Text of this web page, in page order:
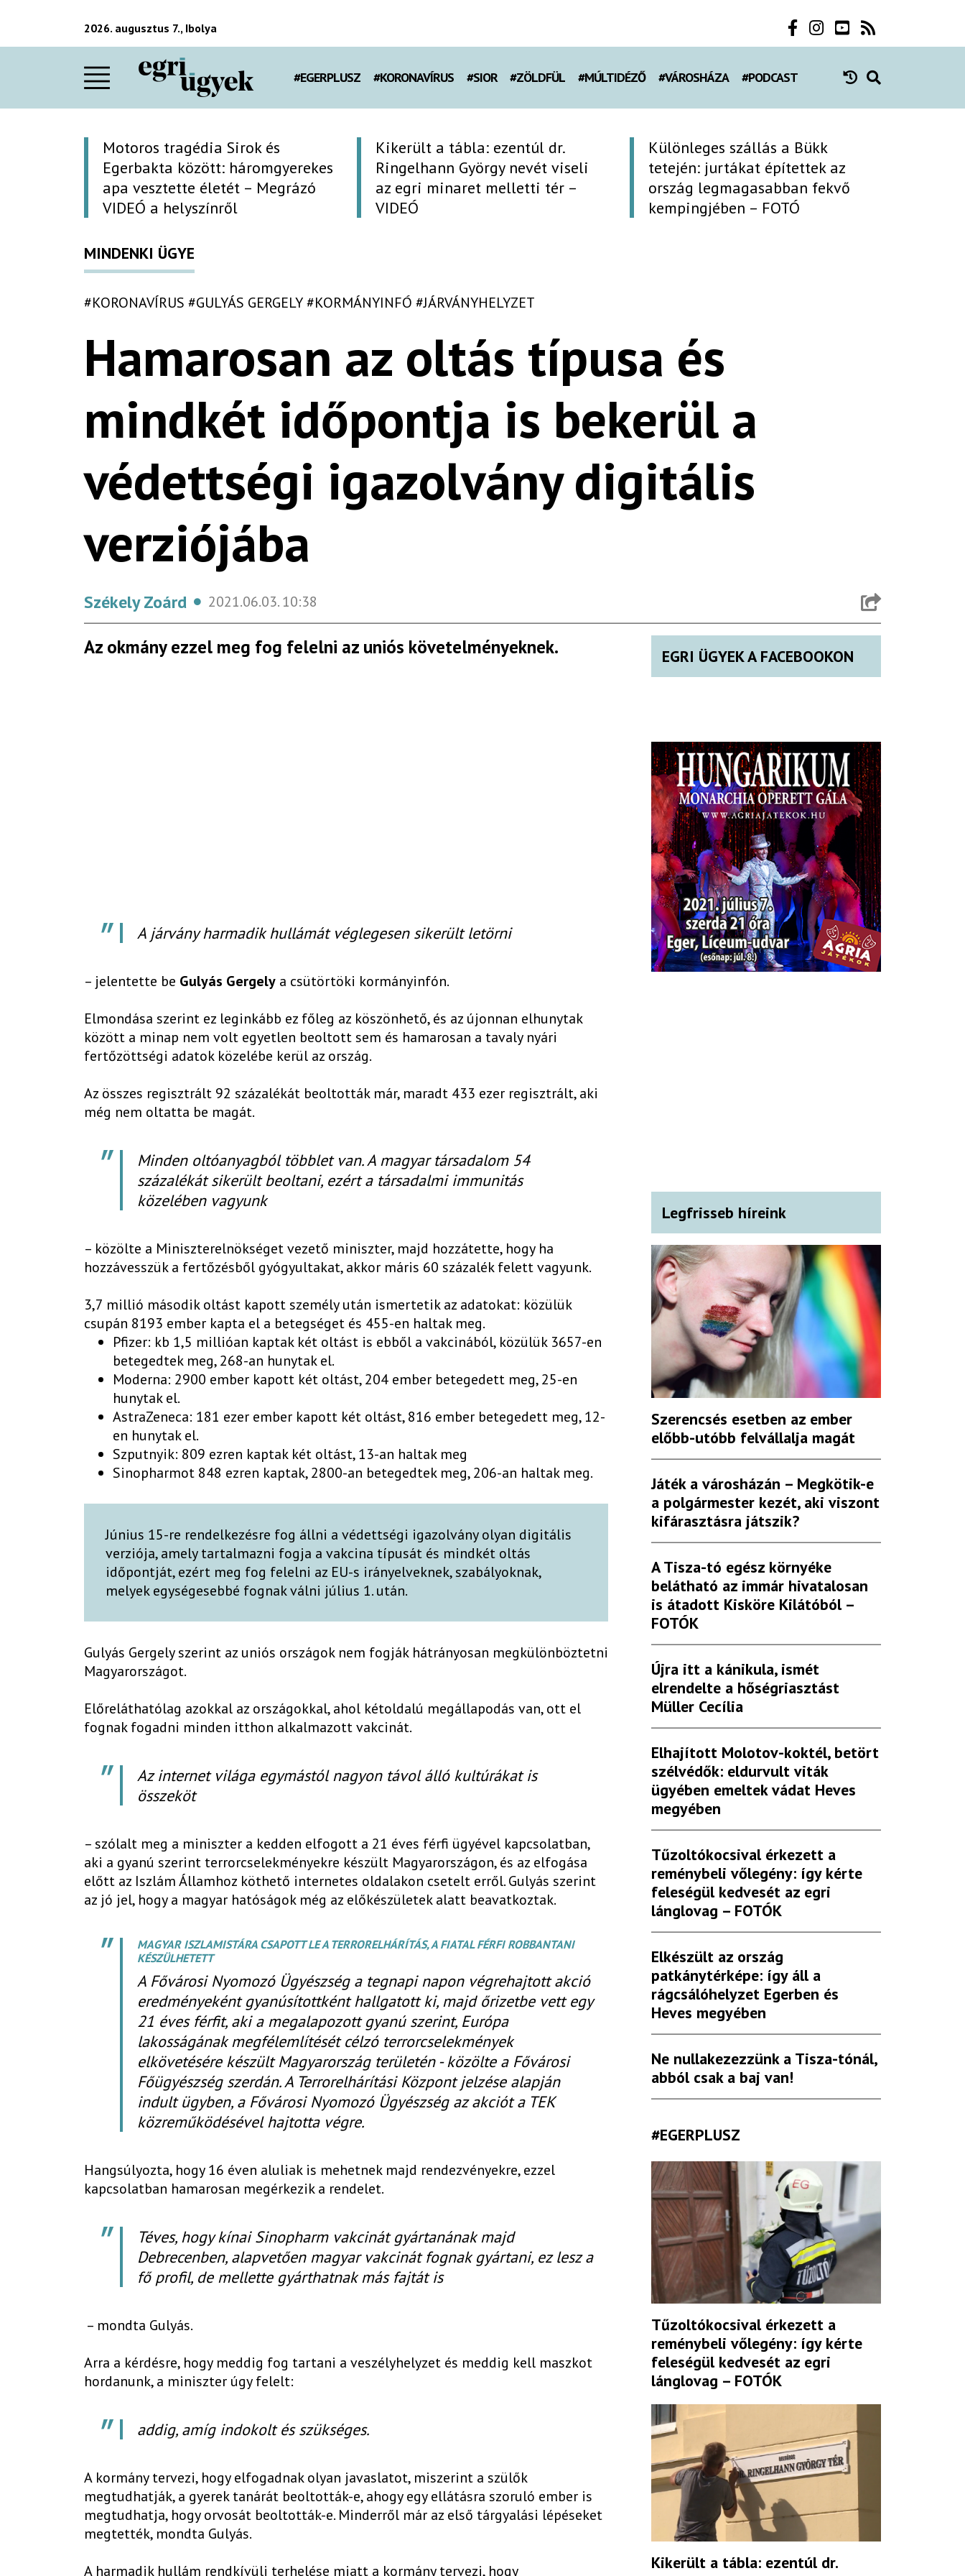
2026. augusztus 7., Ibolya
#EGERPLUSZ #KORONAVÍRUS #SIOR #ZÖLDFÜL #MÚLTIDÉZŐ #VÁROSHÁZA #PODCAST
Motoros tragédia Sirok és
Egerbakta között: háromgyerekes
apa vesztette életét – Megrázó
VIDEÓ a helyszínről
Kikerült a tábla: ezentúl dr.
Ringelhann György nevét viseli
az egri minaret melletti tér –
VIDEÓ
Különleges szállás a Bükk
tetején: jurtákat építettek az
ország legmagasabban fekvő
kempingjében – FOTÓ
MINDENKI ÜGYE
#KORONAVÍRUS #GULYÁS GERGELY#KORMÁNYINFÓ #JÁRVÁNYHELYZET
Hamarosan az oltás típusa és
mindkét időpontja is bekerül a
védettségi igazolvány digitális
verziójába
Székely Zoárd 2021.06.03.10:38
Az okmány ezzel meg fog felelni az uniós követelményeknek.
A járvány harmadik hullámát véglegesen sikerült letörni
– jelentette be Gulyás Gergely a csütörtöki kormányinfón.
Elmondása szerint ez leginkább ez főleg az köszönhető, és az újonnan elhunytak
között a minap nem volt egyetlen beoltott sem és hamarosan a tavaly nyári
fertőzöttségi adatok közelébe kerül az ország.
Az összes regisztrált 92 százalékát beoltották már, maradt 433 ezer regisztrált, aki
még nem oltatta be magát.
Minden oltóanyagból többlet van. A magyar társadalom 54
százalékát sikerült beoltani, ezért a társadalmi immunitás
közelében vagyunk
– közölte a Miniszterelnökséget vezető miniszter, majd hozzátette, hogy ha
hozzávesszük a fertőzésből gyógyultakat, akkor máris 60 százalék felett vagyunk.
3,7 millió második oltást kapott személy után ismertetik az adatokat: közülük
csupán 8193 ember kapta el a betegséget és 455-en haltak meg.
Pfizer: kb 1,5 millióan kaptak két oltást is ebből a vakcinából, közülük 3657-en
betegedtek meg, 268-an hunytak el.
Moderna: 2900 ember kapott két oltást, 204 ember betegedett meg, 25-en
hunytak el.
AstraZeneca: 181 ezer ember kapott két oltást, 816 ember betegedett meg, 12-
en hunytak el.
Szputnyik: 809 ezren kaptak két oltást, 13-an haltak meg
Sinopharmot 848 ezren kaptak, 2800-an betegedtek meg, 206-an haltak meg.
Június 15-re rendelkezésre fog állni a védettségi igazolvány olyan digitális
verziója, amely tartalmazni fogja a vakcina típusát és mindkét oltás
időpontját, ezért meg fog felelni az EU-s irányelveknek, szabályoknak,
melyek egységesebbé fognak válni július 1. után.
Gulyás Gergely szerint az uniós országok nem fogják hátrányosan megkülönböztetni
Magyarországot.
Előreláthatólag azokkal az országokkal, ahol kétoldalú megállapodás van, ott el
fognak fogadni minden itthon alkalmazott vakcinát.
Az internet világa egymástól nagyon távol álló kultúrákat is
összeköt
– szólalt meg a miniszter a kedden elfogott a 21 éves férfi ügyével kapcsolatban,
aki a gyanú szerint terrorcselekményekre készült Magyarországon, és az elfogása
előtt az Iszlám Államhoz köthető internetes oldalakon csetelt erről. Gulyás szerint
az jó jel, hogy a magyar hatóságok még az előkészületek alatt beavatkoztak.
MAGYAR ISZLAMISTÁRA CSAPOTT LE A TERRORELHÁRÍTÁS, A FIATAL FÉRFI ROBBANTANI
KÉSZÜLHETETT
A Fővárosi Nyomozó Ügyészség a tegnapi napon végrehajtott akció
eredményeként gyanúsítottként hallgatott ki, majd őrizetbe vett egy
21 éves férfit, aki a megalapozott gyanú szerint, Európa
lakosságának megfélemlítését célzó terrorcselekmények
elkövetésére készült Magyarország területén - közölte a Fővárosi
Főügyészség szerdán. A Terrorelhárítási Központ jelzése alapján
indult ügyben, a Fővárosi Nyomozó Ügyészség az akciót a TEK
közreműködésével hajtotta végre.
Hangsúlyozta, hogy 16 éven aluliak is mehetnek majd rendezvényekre, ezzel
kapcsolatban hamarosan megérkezik a rendelet.
Téves, hogy kínai Sinopharm vakcinát gyártanának majd
Debrecenben, alapvetően magyar vakcinát fognak gyártani, ez lesz a
fő profil, de mellette gyárthatnak más fajtát is
– mondta Gulyás.
Arra a kérdésre, hogy meddig fog tartani a veszélyhelyzet és meddig kell maszkot
hordanunk, a miniszter úgy felelt:
addig, amíg indokolt és szükséges.
A kormány tervezi, hogy elfogadnak olyan javaslatot, miszerint a szülők
megtudhatják, a gyerek tanárát beoltották-e, ahogy egy ellátásra szoruló ember is
megtudhatja, hogy orvosát beoltották-e. Minderről már az első tárgyalási lépéseket
megtették, mondta Gulyás.
A harmadik hullám rendkívüli terhelése miatt a kormány tervezi, hogy
EGRI ÜGYEK A FACEBOOKON
Legfrisseb híreink
Szerencsés esetben az ember
előbb-utóbb felvállalja magát
Játék a városházán – Megkötik-e
a polgármester kezét, aki viszont
kifárasztásra játszik?
A Tisza-tó egész környéke
belátható az immár hivatalosan
is átadott Kisköre Kilátóból –
FOTÓK
Újra itt a kánikula, ismét
elrendelte a hőségriasztást
Müller Cecília
Elhajított Molotov-koktél, betört
szélvédők: eldurvult viták
ügyében emeltek vádat Heves
megyében
Tűzoltókocsival érkezett a
reménybeli vőlegény: így kérte
feleségül kedvesét az egri
lánglovag – FOTÓK
Elkészült az ország
patkánytérképe: így áll a
rágcsálóhelyzet Egerben és
Heves megyében
Ne nullakezezzünk a Tisza-tónál,
abból csak a baj van!
#EGERPLUSZ
Tűzoltókocsival érkezett a
reménybeli vőlegény: így kérte
feleségül kedvesét az egri
lánglovag – FOTÓK
Kikerült a tábla: ezentúl dr.